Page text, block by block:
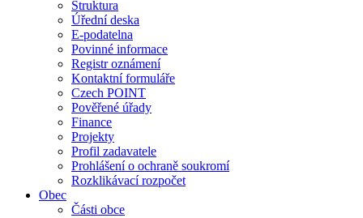
Struktura
Úřední deska
E-podatelna
Povinné informace
Registr oznámení
Kontaktní formuláře
Czech POINT
Pověřené úřady
Finance
Projekty
Profil zadavatele
Prohlášení o ochraně soukromí
Rozklikávací rozpočet
Obec
Části obce